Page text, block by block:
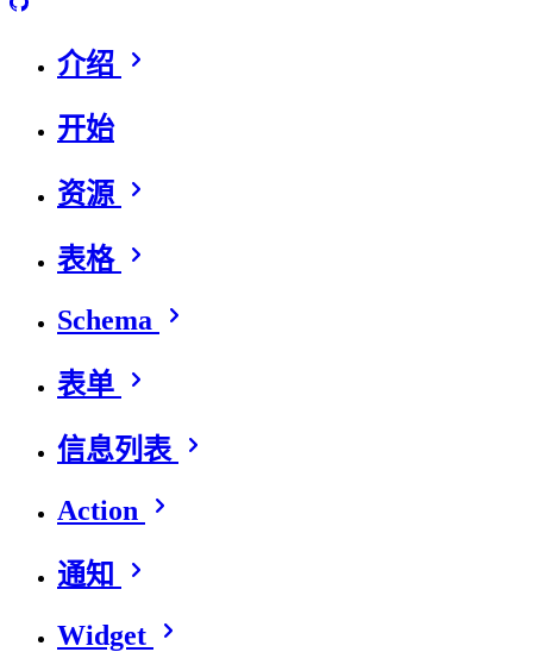
介绍
开始
资源
表格
Schema
表单
信息列表
Action
通知
Widget